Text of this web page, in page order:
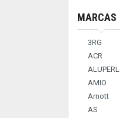
MARCAS
3RG
ACR
ALUPERL
AMIO
Arnott
AS